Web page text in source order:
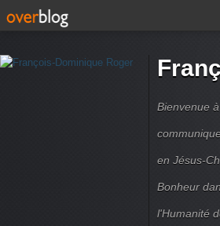
Bienvenue
en Jésus-
Bonheur
l'Humanité